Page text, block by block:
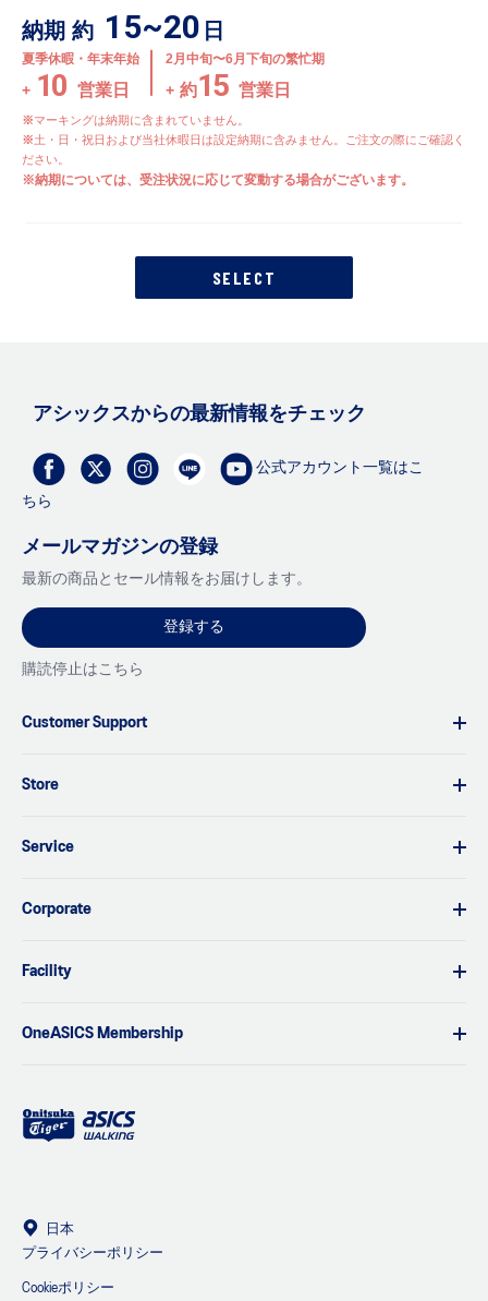
納期 約 15~20 日
夏季休暇・年末年始
+ 10 営業日
2月中旬〜6月下旬の繁忙期
+ 約15 営業日
マーキングは納期に含まれていません。
土・日・祝日および当社休暇日は設定納期に含みません。ご注文の際にご確認く
ださい。
納期については、受注状況に応じて変動する場合がございます。
SELECT
アシックスからの最新情報をチェック
公式アカウント一覧はこ
ちら
メールマガジンの登録
最新の商品とセール情報をお届けします。
登録する
購読停止はこちら
Customer Support
Store
Service
Corporate
Facility
OneASICS Membership
日本
プライバシーポリシー
Cookieポリシー